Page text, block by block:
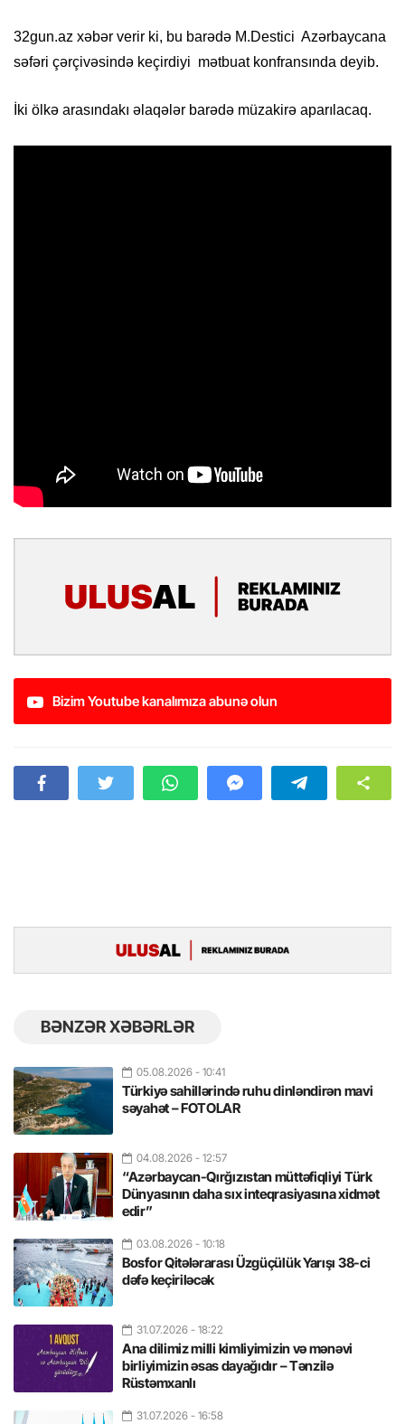
32gun.az xəbər verir ki, bu barədə M.Destici Azərbaycana
səfəri çərçivəsində keçirdiyi mətbuat konfransında deyib.
İki ölkə arasındakı əlaqələr barədə müzakirə aparılacaq.
Bizim Youtube kanalımıza abunə olun
BƏNZƏR XƏBƏRLƏR
05.08.2026 - 10:41
Türkiyə sahillərində ruhu dinləndirən mavi
səyahət – FOTOLAR
04.08.2026 - 12:57
“Azərbaycan-Qırğızıstan müttəfiqliyi Türk
Dünyasının daha sıx inteqrasiyasına xidmət
edir”
03.08.2026 - 10:18
Bosfor Qitələrarası Üzgüçülük Yarışı 38-ci
dəfə keçiriləcək
31.07.2026 - 18:22
Ana dilimiz milli kimliyimizin və mənəvi
birliyimizin əsas dayağıdır – Tənzilə
Rüstəmxanlı
31.07.2026 - 16:58